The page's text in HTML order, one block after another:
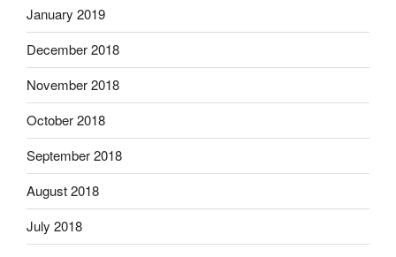
January 2019
December 2018
November 2018
October 2018
September 2018
August 2018
July 2018